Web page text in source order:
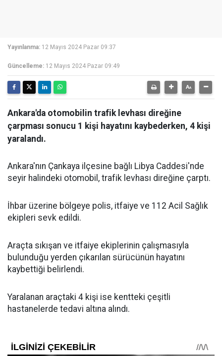
Yayınlanma: 12 Mayıs 2024 Pazar 09:37
Güncelleme: 12 Mayıs 2024 Pazar 09:49
Ankara'da otomobilin trafik levhası direğine
çarpması sonucu 1 kişi hayatını kaybederken, 4 kişi
yaralandı.
Ankara'nın Çankaya ilçesine bağlı Libya Caddesi'nde
seyir halindeki otomobil, trafik levhası direğine çarptı.
İhbar üzerine bölgeye polis, itfaiye ve 112 Acil Sağlık
ekipleri sevk edildi.
Araçta sıkışan ve itfaiye ekiplerinin çalışmasıyla
bulunduğu yerden çıkarılan sürücünün hayatını
kaybettiği belirlendi.
Yaralanan araçtaki 4 kişi ise kentteki çeşitli
hastanelerde tedavi altına alındı.